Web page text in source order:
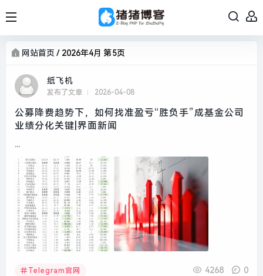
网站首页 / 2026年4月 第5页
纸飞机
发布了文章 2026-04-08
公募降费趋势下，如何找准盈亏“胜负手”成基金公司
业绩分化关键|界面新闻
...
Telegram官网 4268 0